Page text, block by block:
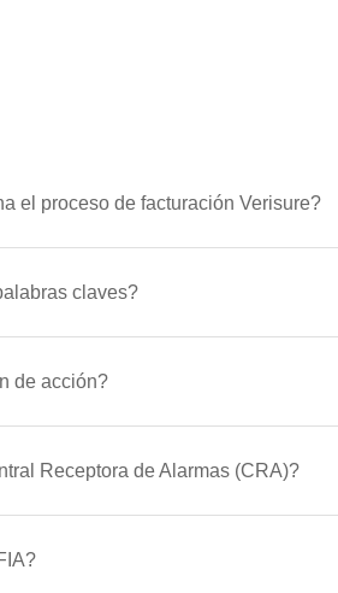
el proceso de facturación Verisure?
claves?
de acción?
Receptora de Alarmas (CRA)?